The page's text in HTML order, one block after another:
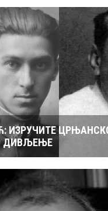
ИЗРУЧИТЕ
ДИВЉЕЊЕ